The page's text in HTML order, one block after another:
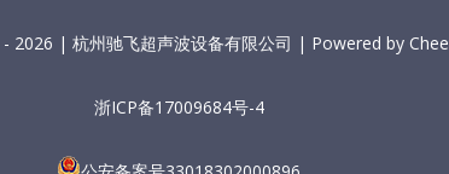
2026 | 杭州驰飞超声波设备有限公司 | Powered by
浙ICP备17009684号-4